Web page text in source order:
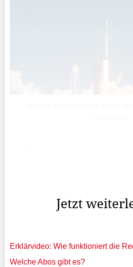
Jetzt
Erklärvideo: Wie funktioniert die
Welche Abos gibt es?